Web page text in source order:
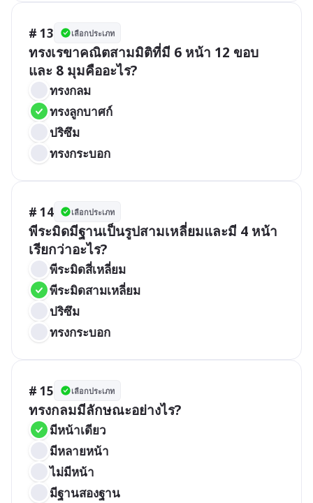
# 13 เลือกประเภท
ทรงเรขาคณิตสามมิติที่มี 6 หน้า 12 ขอบ
และ 8 มุมคืออะไร?
ทรงกลม
ทรงลูกบาศก์
ปริซึม
ทรงกระบอก
# 14 เลือกประเภท
พีระมิดมีฐานเป็นรูปสามเหลี่ยมและมี 4 หน้า
เรียกว่าอะไร?
พีระมิดสี่เหลี่ยม
พีระมิดสามเหลี่ยม
ปริซึม
ทรงกระบอก
# 15 เลือกประเภท
ทรงกลมมีลักษณะอย่างไร?
มีหน้าเดียว
มีหลายหน้า
ไม่มีหน้า
มีฐานสองฐาน